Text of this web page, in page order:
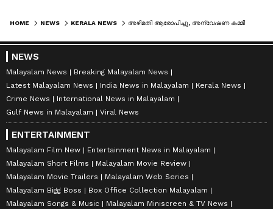
HOME NEWS KERALA NEWS
NEWS
Malayalam News
Breaking Malayalam News
Latest Malayalam News
India News in Malayalam
Kerala News
Crime News
International News in Malayalam
Gulf News in Malayalam
Viral News
ENTERTAINMENT
Malayalam Film New
Entertainment News in Malayalam
Malayalam Short Films
Malayalam Movie Review
Malayalam Movie Trailers
Malayalam Web Series
Malayalam Bigg Boss
Box Office Collection Malayalam
Malayalam Songs & Music
Malayalam Miniscreen & TV News